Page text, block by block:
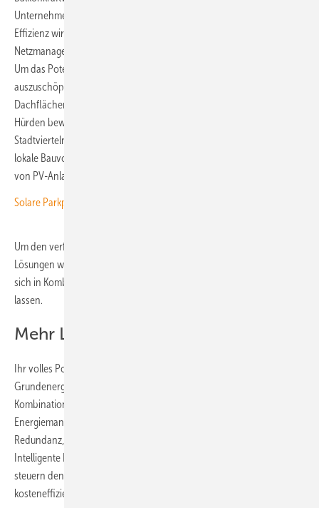
Unternehmen und Elektrofahrzeuge brauchen. Für eine höhere
Effizienz wird PV mit Energiespeicherung und effizientem
Netzmanagement kombiniert.
Um das Potenzial von PV in dichten städtischen Gebieten voll
auszuschöpfen, müssen dabei Herausforderungen wie begrenzte
Dachflächen, Schattenwurf, Einrichtungskosten und regulatorische
Hürden bewältigt werden. Oft beschatten sich in dicht besiedelten
Stadtvierteln Hochhäuser gegenseitig und schließlich schränken
lokale Bauvorschriften in Städten die Größe, Höhe oder Platzierung
von PV-Anlagen ein.
Solare Parkplatz-Überdachung
Um den verfügbaren Platz optimal zu nutzen, eignen sich daher
Lösungen wie gebäudeintegrierte PV oder vertikale Solarpaneele, die
sich in Kombination mit Mikro-Wechselrichtern gut für Balkone nutzen
lassen.
Mehr Lebensqualität für die Stadt
Ihr volles Potenzial zur Abdeckung des in Städten hohen
Grundenergiebedarf erreichen die erneuerbaren Energien in
Kombination mit innovativen Energiespeicherlösungen und
Energiemanagement-Systemen. Energiespeicher schaffen die nötige
Redundanz, um eine lückenlose Stromversorgung zu garantieren.
Intelligente Energiemanagement-Systeme wiederum überwachen und
steuern den Energieverbrauch und sorgen für eine resiliente und
kosteneffiziente Energienutzung.